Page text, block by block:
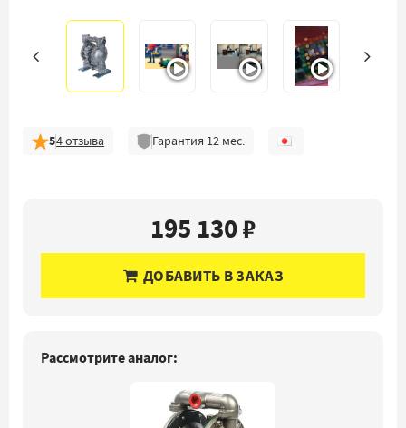
54отзыва Гарантия 12мес.
195 130 ₽
ДОБАВИТЬ В ЗАКАЗ
Рассмотрите аналог: